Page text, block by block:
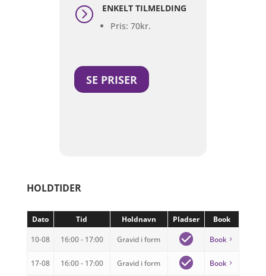
=
ENKELT TILMELDING
Pris: 70kr.
SE PRISER
HOLDTIDER
Dato Tid Holdnavn Pladser
Book
10-08
16:00 - 17:00 Gravid i form Book
17-08 16:00 - 17:00 Gravid i form Book